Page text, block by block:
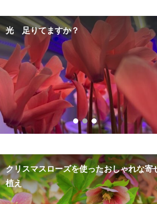
光 足りてますか？
クリスマスローズを使ったおしゃれな寄
植え